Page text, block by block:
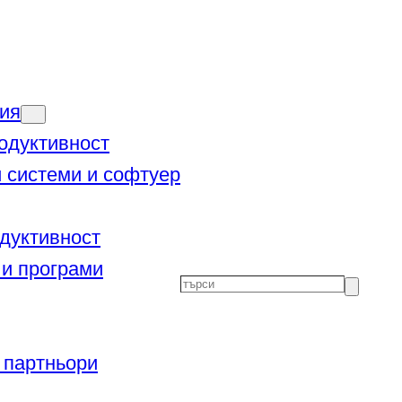
системи и софтуер
програми
Търсене